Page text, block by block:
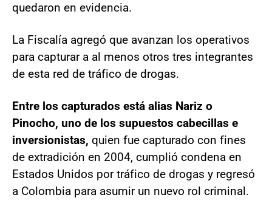
quedaron en evidencia.
La Fiscalía agregó que avanzan los operativos
para capturar a al menos otros tres integrantes
de esta red de tráfico de drogas.
Entre los capturados está alias Nariz o
Pinocho, uno de los supuestos cabecillas e
inversionistas, quien fue capturado con fines
de extradición en 2004, cumplió condena en
Estados Unidos por tráfico de drogas y regresó
a Colombia para asumir un nuevo rol criminal.